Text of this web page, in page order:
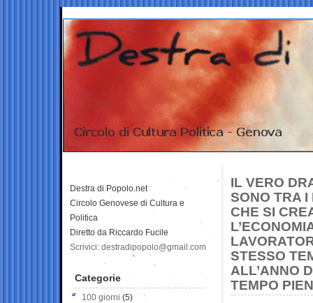
IL VERO
SONO TRA I
CHE SI
STESSO
ALL’ANNO
TEMPO
Destra di Popolo.net
Circolo Genovese di Cultura e
Politica
Diretto da Riccardo Fucile
Scrivici: destradipopolo@gmail.com
Categorie
100 giorni (5)